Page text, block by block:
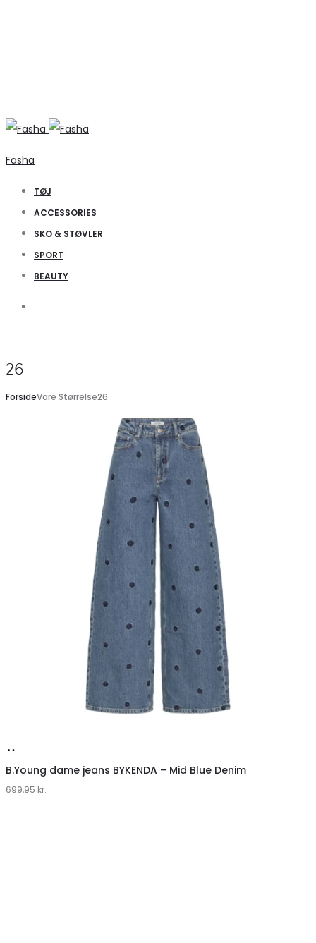
Fasha
TØJ
ACCESSORIES
SKO & STØVLER
SPORT
BEAUTY
26
ForsideVare Størrelse26
hos
Klædeskabet.dk
B.Young dame jeans BYKENDA – Mid Blue Denim
699,95 kr.